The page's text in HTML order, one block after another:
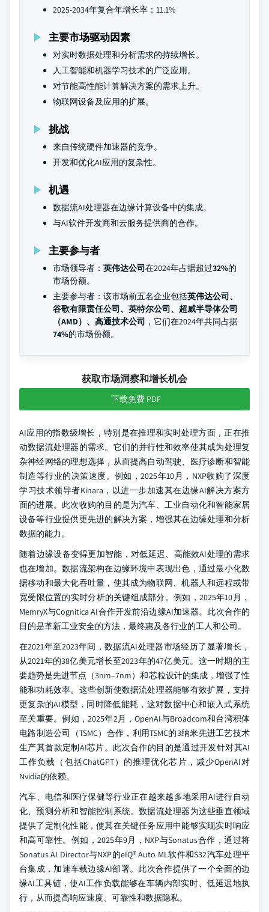
2025-2034年复合年增长率：11.1%
主要市场驱动因素
对实时数据处理和分析需求的持续增长。
人工智能和机器学习技术的广泛应用。
对节能高性能计算解决方案的需求上升。
物联网设备及应用的扩展。
挑战
来自传统硬件加速器的竞争。
开发和优化AI应用的复杂性。
机遇
数据流AI处理器在边缘计算设备中的集成。
与AI软件开发商和云服务提供商的合作。
主要参与者
市场领导者： 英伟达公司在2024年占据超过32%的
市场份额。
主要参与者：该市场前五名企业包括英伟达公司、
谷歌有限责任公司、英特尔公司、超威半导体公司
（AMD）、高通技术公司 ，它们在2024年共同占据
74%的市场份额。
获取市场洞察和增长机会
下载免费 PDF
AI应用的指数级增长，特别是在推理和实时处理方面，正在推
动数据流处理器的需求。它们的并行性和效率使其成为处理复
杂神经网络的理想选择，从而提高自动驾驶、医疗诊断和智能
制造等行业的决策速度。例如，2025年10月，NXP收购了深度
学习技术领导者Kinara，以进一步加速其在边缘AI解决方案方
面的进展。此次收购的目的是为汽车、工业自动化和智能家居
设备等行业提供更先进的解决方案，增强其在边缘处理和分析
数据的能力。
随着边缘设备变得更加智能，对低延迟、高能效AI处理的需求
也在增加。数据流架构在边缘环境中表现出色，通过最小化数
据移动和最大化吞吐量，使其成为物联网、机器人和远程或带
宽受限位置的实时分析的关键组成部分。例如，2025年10月，
MemryX与Cognitica AI合作开发前沿边缘AI加速器。此次合作的
目的是革新工业安全的方法，最终惠及各行业的工人和公司。
在2021年至2023年间，数据流AI处理器市场经历了显著增长，
从2021年的38亿美元增长至2023年的47亿美元。这一时期的主
要趋势是先进节点（3nm–7nm）和芯粒设计的集成，增强了性
能和功耗效率。这些创新使数据流处理器能够有效扩展，支持
更复杂的AI模型，同时降低能耗，这对数据中心和嵌入式系统
至关重要。例如，2025年2月，OpenAI与Broadcom和台湾积体
电路制造公司（TSMC）合作，利用TSMC的3纳米先进工艺技术
生产其首款定制AI芯片。此次合作的目的是通过开发针对其AI
工作负载（包括ChatGPT）的推理优化芯片，减少OpenAI对
Nvidia的依赖。
汽车、电信和医疗保健等行业正在越来越多地采用AI进行自动
化、预测分析和智能控制系统。数据流处理器为这些垂直领域
提供了定制化性能，使其在关键任务应用中能够实现实时响应
和高可靠性。例如，2025年9月，NXP与Sonatus合作，通过将
Sonatus AI Director与NXP的eIQ® Auto ML软件和S32汽车处理平
台集成，加速车载边缘AI部署。此次合作提供了一个全面的边
缘AI工具链，使AI工作负载能够在车辆内部实时、低延迟地执
行，从而提高响应速度、可靠性和数据隐私。